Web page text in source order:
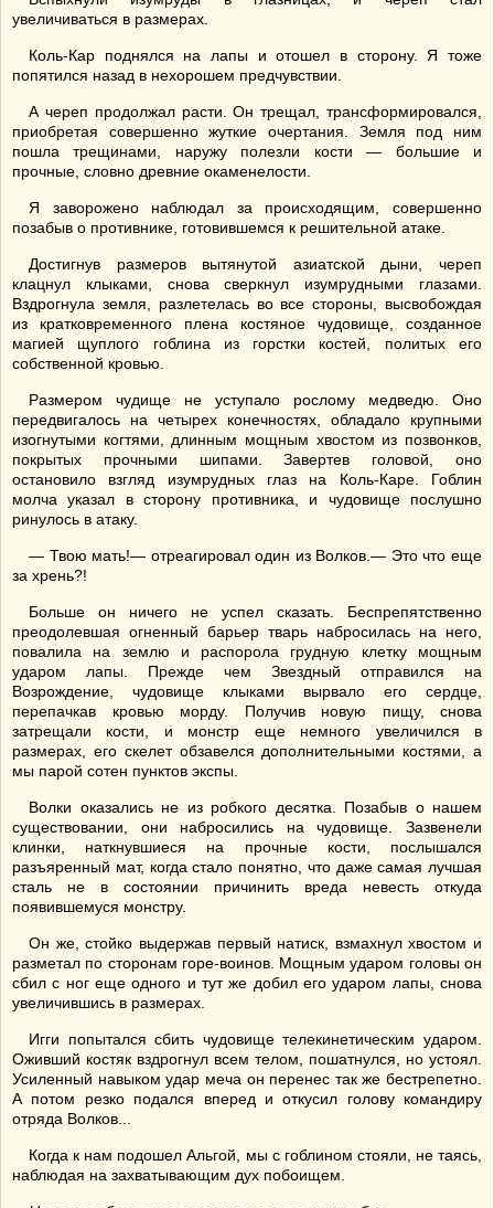
увеличиваться в размерах.
Коль-Кар поднялся на лапы и отошел в сторону. Я тоже
попятился назад в нехорошем предчувствии.
А череп продолжал расти. Он трещал, трансформировался,
приобретая совершенно жуткие очертания. Земля под ним
пошла трещинами, наружу полезли кости — большие и
прочные, словно древние окаменелости.
Я заворожено наблюдал за происходящим, совершенно
позабыв о противнике, готовившемся к решительной атаке.
Достигнув размеров вытянутой азиатской дыни, череп
клацнул клыками, снова сверкнул изумрудными глазами.
Вздрогнула земля, разлетелась во все стороны, высвобождая
из кратковременного плена костяное чудовище, созданное
магией щуплого гоблина из горстки костей, политых его
собственной кровью.
Размером чудище не уступало рослому медведю. Оно
передвигалось на четырех конечностях, обладало крупными
изогнутыми когтями, длинным мощным хвостом из позвонков,
покрытых прочными шипами. Завертев головой, оно
остановило взгляд изумрудных глаз на Коль-Каре. Гоблин
молча указал в сторону противника, и чудовище послушно
ринулось в атаку.
— Твою мать!— отреагировал один из Волков.— Это что еще
за хрень?!
Больше он ничего не успел сказать. Беспрепятственно
преодолевшая огненный барьер тварь набросилась на него,
повалила на землю и распорола грудную клетку мощным
ударом лапы. Прежде чем Звездный отправился на
Возрождение, чудовище клыками вырвало его сердце,
перепачкав кровью морду. Получив новую пищу, снова
затрещали кости, и монстр еще немного увеличился в
размерах, его скелет обзавелся дополнительными костями, а
мы парой сотен пунктов экспы.
Волки оказались не из робкого десятка. Позабыв о нашем
существовании, они набросились на чудовище. Зазвенели
клинки, наткнувшиеся на прочные кости, послышался
разъяренный мат, когда стало понятно, что даже самая лучшая
сталь не в состоянии причинить вреда невесть откуда
появившемуся монстру.
Он же, стойко выдержав первый натиск, взмахнул хвостом и
разметал по сторонам горе-воинов. Мощным ударом головы он
сбил с ног еще одного и тут же добил его ударом лапы, снова
увеличившись в размерах.
Игги попытался сбить чудовище телекинетическим ударом.
Оживший костяк вздрогнул всем телом, пошатнулся, но устоял.
Усиленный навыком удар меча он перенес так же бестрепетно.
А потом резко подался вперед и откусил голову командиру
отряда Волков...
Когда к нам подошел Альгой, мы с гоблином стояли, не таясь,
наблюдая на захватывающим дух побоищем.